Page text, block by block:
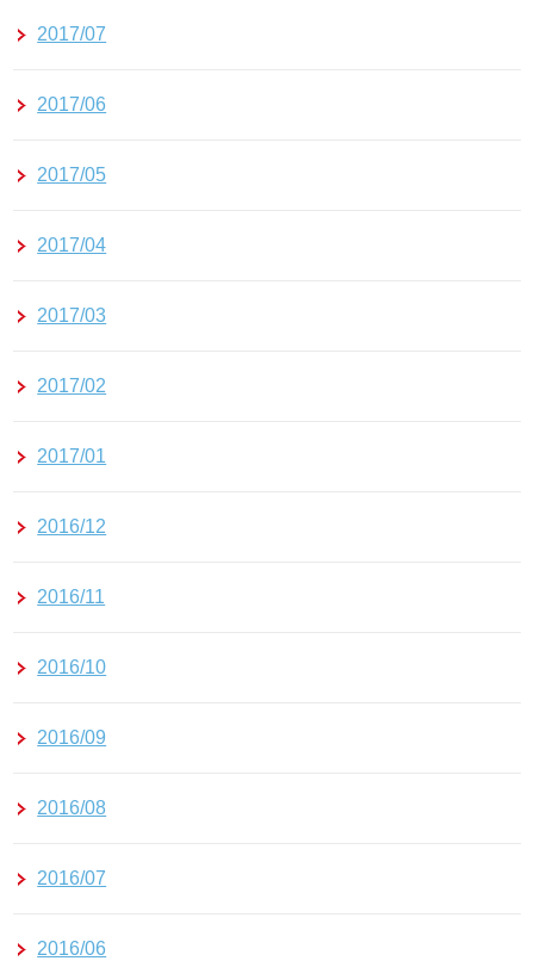
2017/07
2017/06
2017/05
2017/04
2017/03
2017/02
2017/01
2016/12
2016/11
2016/10
2016/09
2016/08
2016/07
2016/06